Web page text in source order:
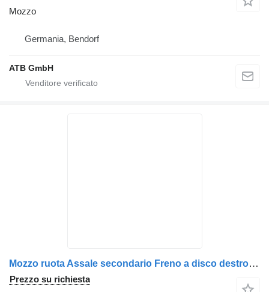
Mozzo
Germania, Bendorf
ATB GmbH
Mozzo ruota Assale secondario Freno a disco destro per camion IVECO 7183908 2996327 7189475 2992477
Prezzo su richiesta